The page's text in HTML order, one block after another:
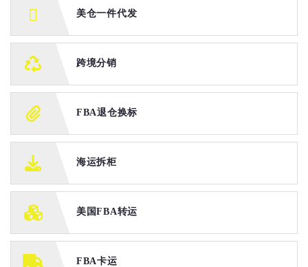
美仓一件代发
跨境分销
FBA退仓换标
海运拆柜
美国FBA转运
FBA卡运